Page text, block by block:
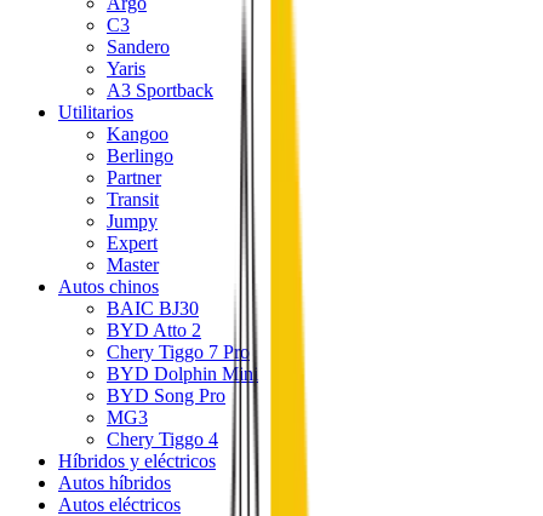
C3
Sandero
Yaris
A3 Sportback
Utilitarios
Kangoo
Berlingo
Partner
Transit
Jumpy
Expert
Master
Autos chinos
BAIC BJ30
BYD Atto 2
Chery Tiggo 7 Pro
BYD Dolphin Mini
BYD Song Pro
MG3
Chery Tiggo 4
Híbridos y eléctricos
Autos híbridos
Autos eléctricos